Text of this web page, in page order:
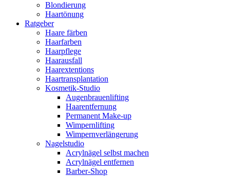
Blondierung
Haartönung
Ratgeber
Haare färben
Haarfarben
Haarpflege
Haarausfall
Haarextentions
Haartransplantation
Kosmetik-Studio
Augenbrauenlifting
Haarentfernung
Permanent Make-up
Wimpernlifting
Wimpernverlängerung
Nagelstudio
Acrylnägel selbst machen
Acrylnägel entfernen
Barber-Shop